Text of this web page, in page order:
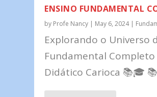
ENSINO FUNDAMENTAL
by Profe Nancy | May 6, 2024|
Explorando o Universo
Fundamental
Didático Carioca 📚🎓